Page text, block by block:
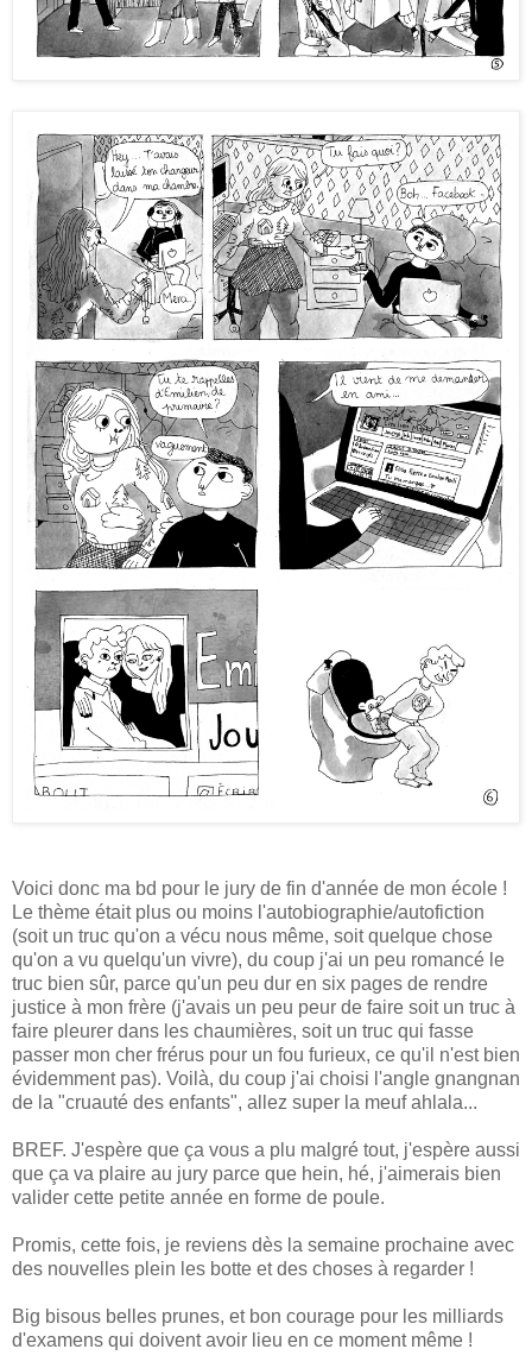
Voici donc ma bd pour le jury de fin d'année de mon école !
Le thème était plus ou moins l'autobiographie/autofiction
(soit un truc qu'on a vécu nous même, soit quelque chose
qu'on a vu quelqu'un vivre), du coup j'ai un peu romancé le
truc bien sûr, parce qu'un peu dur en six pages de rendre
justice à mon frère (j'avais un peu peur de faire soit un truc à
faire pleurer dans les chaumières, soit un truc qui fasse
passer mon cher frérus pour un fou furieux, ce qu'il n'est bien
évidemment pas). Voilà, du coup j'ai choisi l'angle gnangnan
de la "cruauté des enfants", allez super la meuf ahlala...
BREF. J'espère que ça vous a plu malgré tout, j'espère aussi
que ça va plaire au jury parce que hein, hé, j'aimerais bien
valider cette petite année en forme de poule.
Promis, cette fois, je reviens dès la semaine prochaine avec
des nouvelles plein les botte et des choses à regarder !
Big bisous belles prunes, et bon courage pour les milliards
d'examens qui doivent avoir lieu en ce moment même !